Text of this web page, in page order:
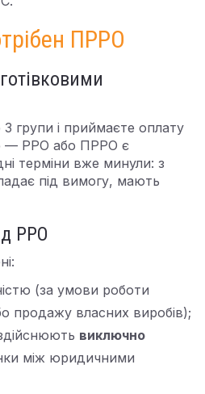
ПРРО
і приймаєте оплату
— РРО або ПРРО є
терміни вже минули: з
під вимогу, мають
РРО
(за умови роботи
продажу власних виробів);
виключно
між юридичними